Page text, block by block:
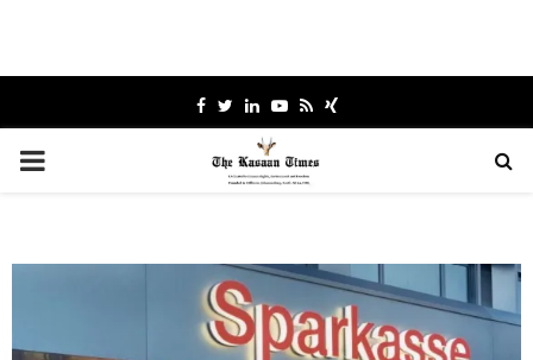
Facebook
TwitterLinkedinYoutube
RssXing
PRIMARY